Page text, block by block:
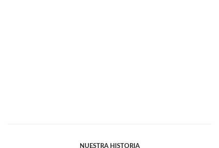
NUESTRA HISTORIA